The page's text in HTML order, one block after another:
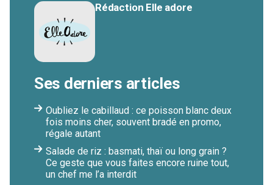
Rédaction Elle adore
Ses derniers articles
Oubliez le cabillaud : ce poisson blanc deux
fois moins cher, souvent bradé en promo,
régale autant
Salade de riz : basmati, thaï ou long grain ?
Ce geste que vous faites encore ruine tout,
un chef me l’a interdit